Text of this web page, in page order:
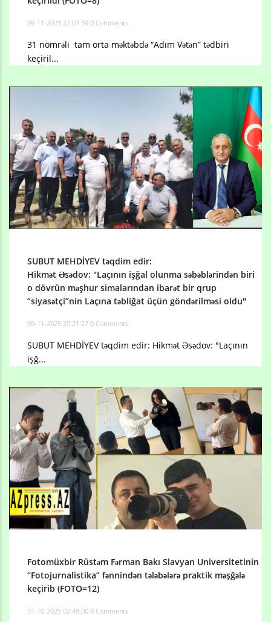
09-11-2025 22:07:39 0 Comments
31 nömrəli tam orta məktəbdə “Adım Vətən” tədbiri
keçiril...
SUBUT MEHDİYEV təqdim edir:
Hikmət Əsədov: "Laçının işğal olunma səbəblərindən biri
o dövrün məşhur simalarından ibarət bir qrup
“siyasətçi”nin Laçına təbliğat üçün göndərilməsi oldu"
09-11-2025 20:21:27 0 Comments
SUBUT MEHDİYEV təqdim edir: Hikmət Əsədov: "Laçının
işğ...
Fotomüxbir Rüstəm Fərman Bakı Slavyan Universitetinin
“Fotojurnalistika” fənnindən tələbələrə praktik məşğələ
keçirib (FOTO=12)
31-10-2025 02:48:00 0 Comments